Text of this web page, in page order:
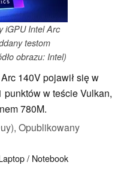
iGPU Intel Arc
testom
obrazu: Intel)
140V pojawił się w
punktów w teście Vulkan,
780M.
Opublikowany
/ Notebook